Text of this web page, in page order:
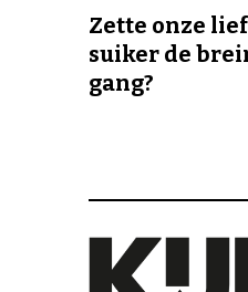
Zette onze
suiker de
gang?